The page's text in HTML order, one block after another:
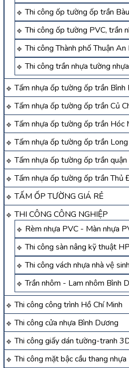
Thi công ốp tường ốp trần
Thi công ốp tường PVC, trần
Thi công Thành phố Thuận
Thi công trần nhựa tường
Tấm nhựa ốp tường ốp trần Bình
Tấm nhựa ốp tường ốp trần Củ
Tấm nhựa ốp tường ốp trần Hóc
Tấm nhựa ốp tường ốp trần
Tấm nhựa ốp tường ốp trần quận
Tấm nhựa ốp tường ốp trần Thủ
TẤM ỐP TƯỜNG GIÁ RẺ
THI CÔNG CÔNG NGHIỆP
Rèm nhựa PVC - Màn nhựa
Thi công sàn nâng kỹ thuật
Thi công vách nhựa nhà vệ
Trần nhôm - Lam nhôm Bình
Thi công công trình Hồ Chí Minh
Thi công cửa nhựa Bình Dương
Thi công giấy dán tường-tranh
Thi công mặt bậc cầu thang nhựa